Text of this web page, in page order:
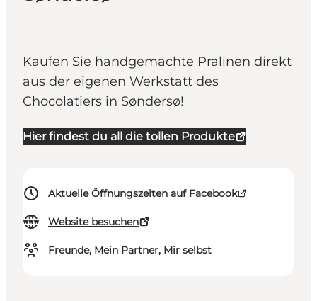
Kaufen Sie handgemachte Pralinen direkt
aus der eigenen Werkstatt des
Chocolatiers in Søndersø!
Hier findest du all die tollen Produkte
Aktuelle Öffnungszeiten auf Facebook
Website besuchen
Freunde, Mein Partner, Mir selbst